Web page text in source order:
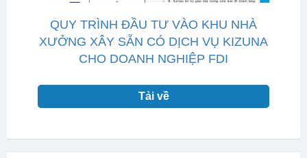
QUY TRÌNH ĐẦU TƯ VÀO KHU NHÀ
XƯỞNG XÂY SẴN CÓ DỊCH VỤ KIZUNA
CHO DOANH NGHIỆP FDI
Tải về